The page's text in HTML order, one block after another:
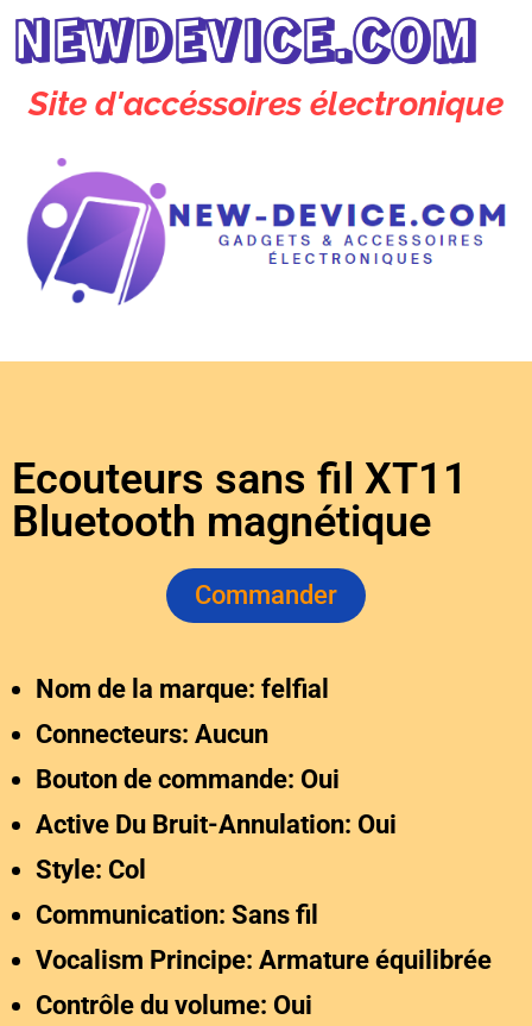
NEWDEVICE.COM
Site d'accéssoires électronique
Ecouteurs sans fil XT11
Bluetooth magnétique
Commander
Nom de la marque: felfial
Connecteurs: Aucun
Bouton de commande: Oui
Active Du Bruit-Annulation: Oui
Style: Col
Communication: Sans fil
Vocalism Principe: Armature équilibrée
Contrôle du volume: Oui